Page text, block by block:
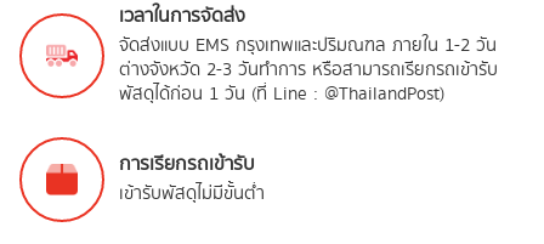
เวลาในการจัดส่ง
จัดส่งแบบ EMS กรุงเทพและปริมณฑล ภายใน 1-2 วัน
ต่างจังหวัด 2-3 วันทำการ หรือสามารถเรียกรถเข้ารับ
พัสดุได้ก่อน 1 วัน (ที่ Line : @ThailandPost)
การเรียกรถเข้ารับ
เข้ารับพัสดุไม่มีขั้นต่ำ